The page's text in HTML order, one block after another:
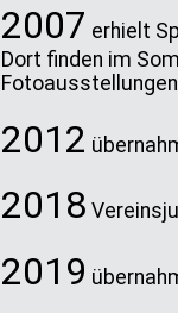
2007 erhielt
Dort finden im
2012
2018
2019